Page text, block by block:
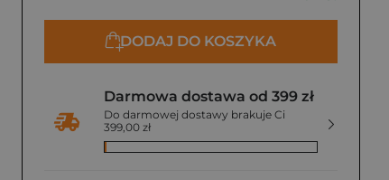
DODAJ DO KOSZYKA
Darmowa dostawa od 399 zł
Do darmowej dostawy brakuje Ci
399,00 zł